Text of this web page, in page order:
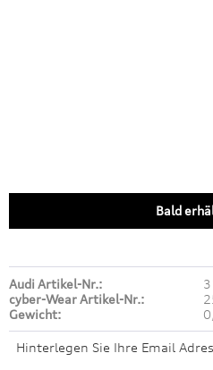
Bald
Audi Artikel-Nr.:
cyber-Wear Artikel-Nr.:
Gewicht:
Hinterlegen Sie Ihre Email